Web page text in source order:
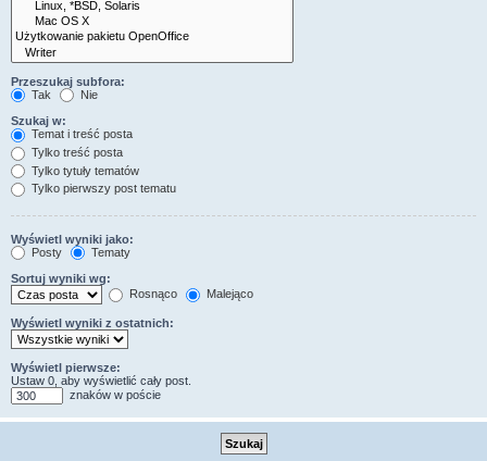
Przeszukaj subfora:
Tak
Nie
Szukaj w:
Temat i treść posta
Tylko treść posta
Tylko tytuły tematów
Tylko pierwszy post tematu
Wyświetl wyniki jako:
Posty
Tematy
Sortuj wyniki wg:
Rosnąco
Malejąco
Wyświetl wyniki z ostatnich:
Wyświetl pierwsze:
Ustaw 0, aby wyświetlić cały post.
znaków w poście